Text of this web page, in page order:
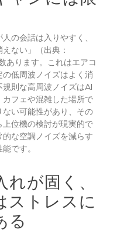
の会話は入りやすく、
ない」（出典：
あります。これはエアコ
低周波ノイズはよく消
則な高周波ノイズはAI
フェや混雑した場所で
い可能性があり、その
位機の検討が現実的で
な空調ノイズを減らす
です。
が固く、
ストレスに
る